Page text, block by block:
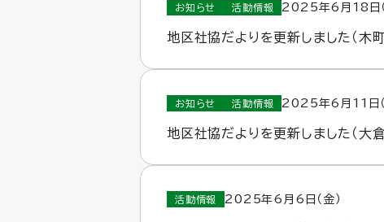
お知らせ 活動情報 2025年6月18日（
地区社協だよりを更新しました（木
お知らせ 活動情報 2025年6月11日（
地区社協だよりを更新しました（大
活動情報 2025年6月6日（金）